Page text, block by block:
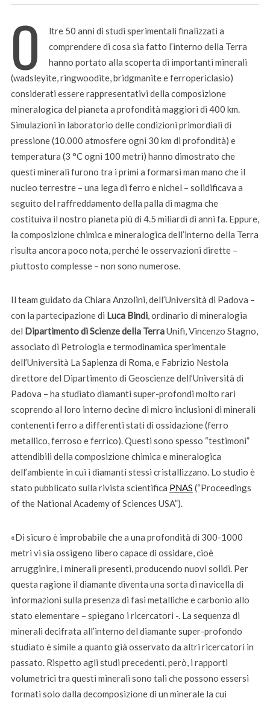
O
ltre 50 anni di studi sperimentali finalizzati a
comprendere di cosa sia fatto l’interno della Terra
hanno portato alla scoperta di importanti minerali
(wadsleyite, ringwoodite, bridgmanite e ferropericlasio)
considerati essere rappresentativi della composizione
mineralogica del pianeta a profondità maggiori di 400 km.
Simulazioni in laboratorio delle condizioni primordiali di
pressione (10.000 atmosfere ogni 30 km di profondità) e
temperatura (3 °C ogni 100 metri) hanno dimostrato che
questi minerali furono tra i primi a formarsi man mano che il
nucleo terrestre – una lega di ferro e nichel – solidificava a
seguito del raffreddamento della palla di magma che
costituiva il nostro pianeta più di 4.5 miliardi di anni fa. Eppure,
la composizione chimica e mineralogica dell’interno della Terra
risulta ancora poco nota, perché le osservazioni dirette –
piuttosto complesse – non sono numerose.
Il team guidato da Chiara Anzolini, dell’Università di Padova –
con la partecipazione di Luca Bindi, ordinario di mineralogia
del Dipartimento di Scienze della TerraUnifi, Vincenzo Stagno,
associato di Petrologia e termodinamica sperimentale
dell’Università La Sapienza di Roma, e Fabrizio Nestola
direttore del Dipartimento di Geoscienze dell’Università di
Padova – ha studiato diamanti super-profondi molto rari
scoprendo al loro interno decine di micro inclusioni di minerali
contenenti ferro a differenti stati di ossidazione (ferro
metallico, ferroso e ferrico). Questi sono spesso “testimoni”
attendibili della composizione chimica e mineralogica
dell’ambiente in cui i diamanti stessi cristallizzano. Lo studio è
stato pubblicato sulla rivista scientifica PNAS (“Proceedings
of the National Academy of Sciences USA”).
«Di sicuro è improbabile che a una profondità di 300-1000
metri vi sia ossigeno libero capace di ossidare, cioè
arrugginire, i minerali presenti, producendo nuovi solidi. Per
questa ragione il diamante diventa una sorta di navicella di
informazioni sulla presenza di fasi metalliche e carbonio allo
stato elementare – spiegano i ricercatori -. La sequenza di
minerali decifrata all’interno del diamante super-profondo
studiato è simile a quanto già osservato da altri ricercatori in
passato. Rispetto agli studi precedenti, però, i rapporti
volumetrici tra questi minerali sono tali che possono essersi
formati solo dalla decomposizione di un minerale la cui